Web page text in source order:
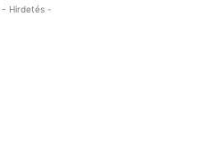
- Hirdetés -